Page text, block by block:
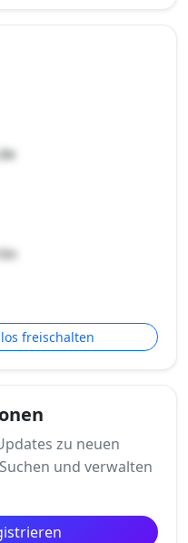
freischalten
zu neuen
und verwalten